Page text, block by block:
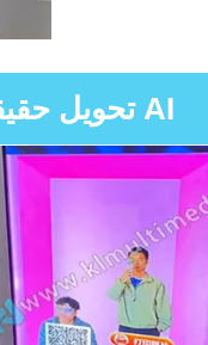
AI تحويل حقيقي إلى أنمي